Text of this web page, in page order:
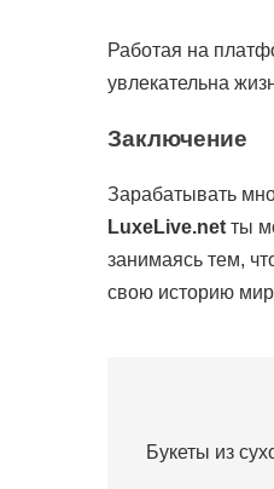
Работая на
увлекательна
Заключение
Зарабатывать
LuxeLive.net ты
занимаясь тем,
свою историю
по
Букеты из